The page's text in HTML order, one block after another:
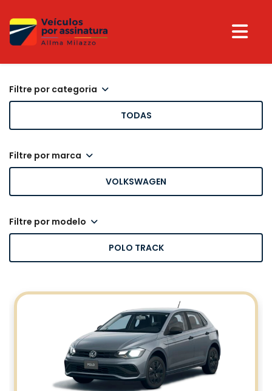
filtre por categoria
TODAS
filtre por marca
VOLKSWAGEN
filtre por modelo
POLO TRACK